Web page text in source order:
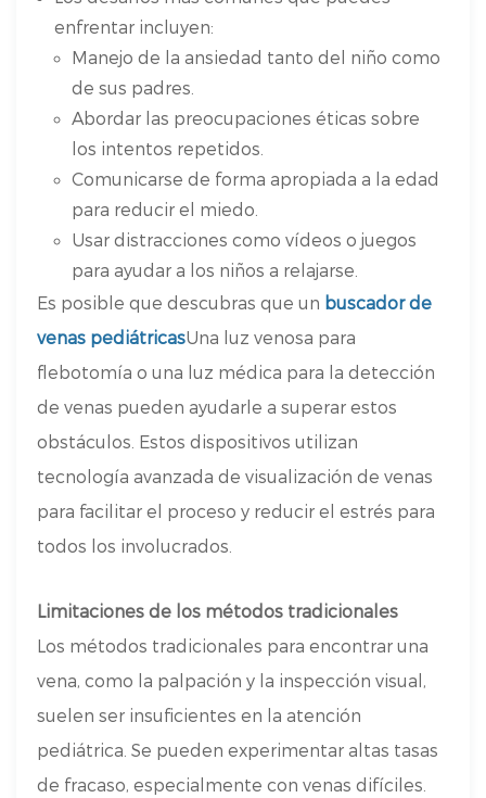
enfrentar incluyen:
Manejo de la ansiedad tanto del niño como
de sus padres.
Abordar las preocupaciones éticas sobre
los intentos repetidos.
Comunicarse de forma apropiada a la edad
para reducir el miedo.
Usar distracciones como vídeos o juegos
para ayudar a los niños a relajarse.
Es posible que descubras que un buscador de
venas pediátricasUna luz venosa para
flebotomía o una luz médica para la detección
de venas pueden ayudarle a superar estos
obstáculos. Estos dispositivos utilizan
tecnología avanzada de visualización de venas
para facilitar el proceso y reducir el estrés para
todos los involucrados.
Limitaciones de los métodos tradicionales
Los métodos tradicionales para encontrar una
vena, como la palpación y la inspección visual,
suelen ser insuficientes en la atención
pediátrica. Se pueden experimentar altas tasas
de fracaso, especialmente con venas difíciles.